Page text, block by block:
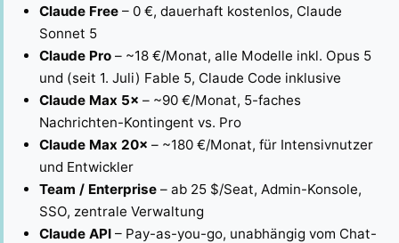
Claude Free – 0 €, dauerhaft kostenlos, Claude
Sonnet 5
Claude Pro – ~18 €/Monat, alle Modelle inkl. Opus 5
und (seit 1. Juli) Fable 5, Claude Code inklusive
Claude Max 5× – ~90 €/Monat, 5-faches
Nachrichten-Kontingent vs. Pro
Claude Max 20× – ~180 €/Monat, für Intensivnutzer
und Entwickler
Team / Enterprise – ab 25 $/Seat, Admin-Konsole,
SSO, zentrale Verwaltung
Claude API – Pay-as-you-go, unabhängig vom Chat-